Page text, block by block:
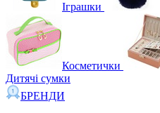
Іграшки
Косметички
Дитячі сумки
БРЕНДИ